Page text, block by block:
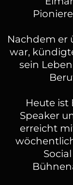
Nachdem er
war,
sein
Heute ist
Speaker
erreicht